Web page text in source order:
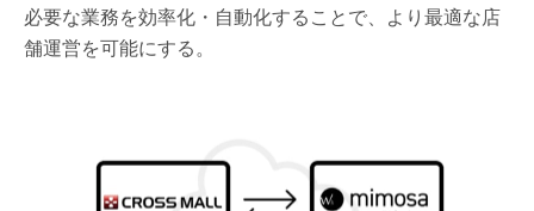
必要な業務を効率化・自動化することで、より最適な店
舗運営を可能にする。